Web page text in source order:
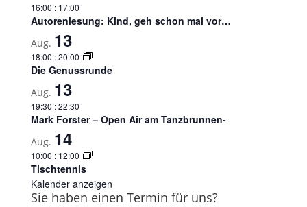
16:00 : 17:00
Autorenlesung: Kind, geh schon mal vor…
Aug. 13
18:00 :20:00
Die Genussrunde
Aug. 13
19:30 :22:30
Mark Forster – Open Air am Tanzbrunnen-
Aug. 14
10:00 : 12:00
Tischtennis
Kalender anzeigen
Sie haben einen Termin für uns?